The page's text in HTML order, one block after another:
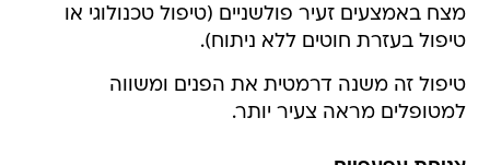
מצח באמצעים זעיר פולשניים (טיפול טכנולוגי או
טיפול בעזרת חוטים ללא ניתוח).
טיפול זה משנה דרמטית את הפנים ומשווה
למטופלים מראה צעיר יותר.